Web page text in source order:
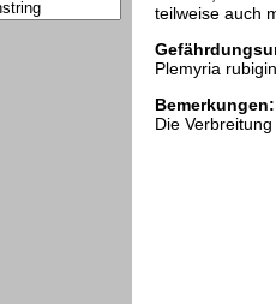
teilweise auch
Plemyria
Bemerkungen:
Die